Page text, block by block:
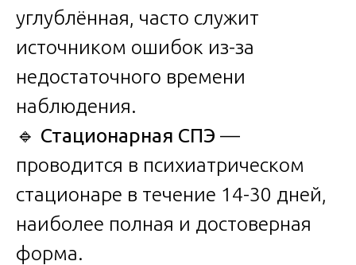
углублённая, часто служит
источником ошибок из-за
недостаточного времени
наблюдения.
🔹 Стационарная СПЭ —
проводится в психиатрическом
стационаре в течение 14-30 дней,
наиболее полная и достоверная
форма.